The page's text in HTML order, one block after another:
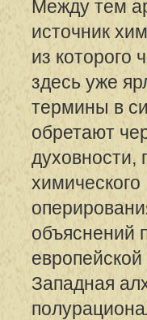
Между тем
источник
из которого
здесь уже
термины в
обретают
духовности,
химического
объяснений
Западная